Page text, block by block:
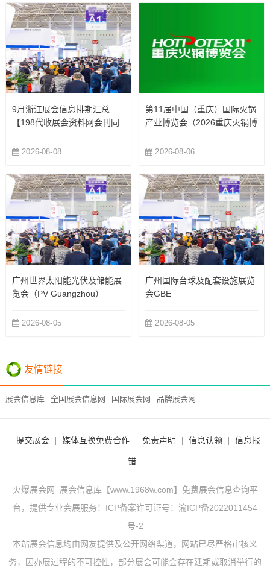
9月浙江展会信息排期汇总
【198代收展会资料网会刊同
2026-08-08
第11届中国（重庆）国际火锅
产业博览会（2026重庆火锅博
2026-08-06
广州世界太阳能光伏及储能展
览会（PV Guangzhou）
2026-08-05
广州国际台球及配套设施展览
会GBE
2026-08-05
友情链接
展会信息库 全国展会信息网 国际展会网 品牌展会网
提交展会 媒体互换免费合作 免责声明 信息认领 信息报
错
火爆展会网_展会信息库【www.1968w.com】免费展会信息查询平
台，提供专业会展服务！ICP备案许可证号： 渝ICP备2022011454
号-2
本站展会信息均由网友提供及公开网络渠道，网站已尽严格审核义
务，因办展过程的不可控性，部分展会可能会存在延期或取消举行的